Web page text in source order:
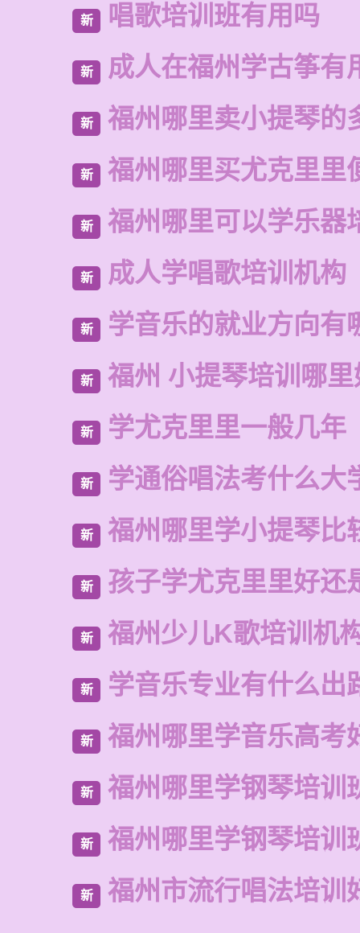
新 唱歌培训班有用吗
新 成人在福州学古筝有
新 福州哪里卖小提琴的
新 福州哪里买尤克里里
新 福州哪里可以学乐器
新 成人学唱歌培训机构
新 学音乐的就业方向有
新 福州 小提琴培训哪
新 学尤克里里一般几年
新 学通俗唱法考什么大
新 福州哪里学小提琴比
新 孩子学尤克里里好还
新 福州少儿K歌培训机
新 学音乐专业有什么出
新 福州哪里学音乐高考
新 福州哪里学钢琴培训
新 福州哪里学钢琴培训
新 福州市流行唱法培训